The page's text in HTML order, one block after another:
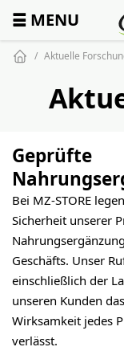
☰ MENU
Aktuelle
Geprüfte
Bei MZ-STORE
Sicherheit unserer
Geschäfts. Unser
einschließlich der
unseren Kunden
Wirksamkeit jedes
verlässt.